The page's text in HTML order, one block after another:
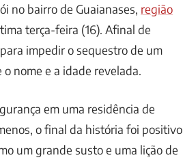
no bairro de Guaianases, região
terça-feira (16). Afinal de
impedir o sequestro de um
nome e a idade revelada.
em uma residência de
o final da história foi positivo
um grande susto e uma lição de